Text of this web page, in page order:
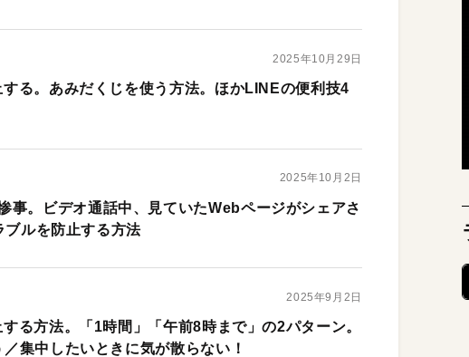
2025年10月29日
る。あみだくじを使う方法。ほかLINEの便利技4
2025年10月2日
事。ビデオ通話中、見ていたWebページがシェアさ
ルを防止する方法
2025年9月2日
る方法。「1時間」「午前8時まで」の2パターン。
集中したいときに気が散らない！